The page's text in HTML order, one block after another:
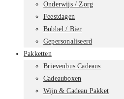
Onderwijs / Zorg
Feestdagen
Bubbel / Bier
Gepersonaliseerd
Pakketten
Brievenbus Cadeaus
Cadeauboxen
Wijn & Cadeau Pakket